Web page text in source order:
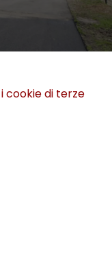
cookie di terze